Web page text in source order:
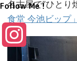
名古屋で”ひとり
食堂 今池ビップ」
Follow Me！
I
n